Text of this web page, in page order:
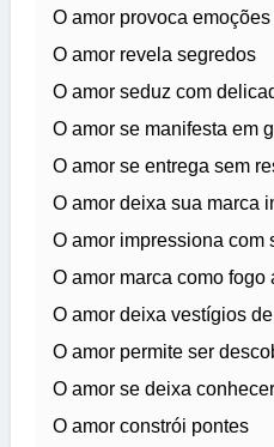
O amor provoca emoções
O amor revela segredos
O amor seduz com
O amor se manifesta em
O amor se entrega sem
O amor deixa sua marca
O amor impressiona com
O amor marca como fogo
O amor deixa vestígios
O amor permite ser
O amor se deixa conhecer
O amor constrói pontes